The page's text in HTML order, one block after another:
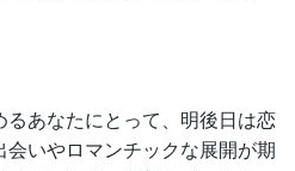
あなたにとって、明後日は恋
いやロマンチックな展開が期